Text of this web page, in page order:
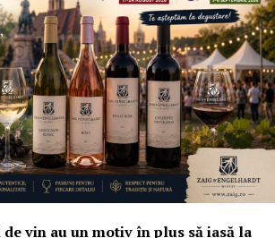
vin au un motiv în plus să iasă la